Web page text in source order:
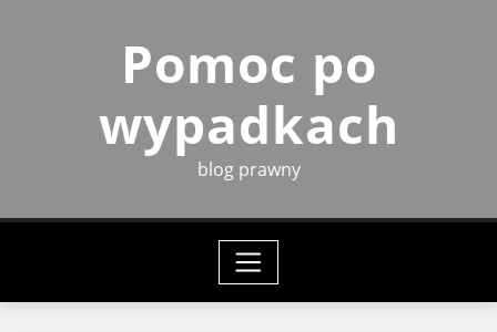
Pomoc po
wypadkach
blog prawny